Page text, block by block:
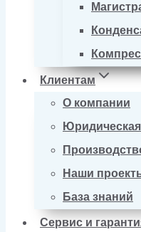
Клиентам
О компании
Наши
База знаний
Сервис и